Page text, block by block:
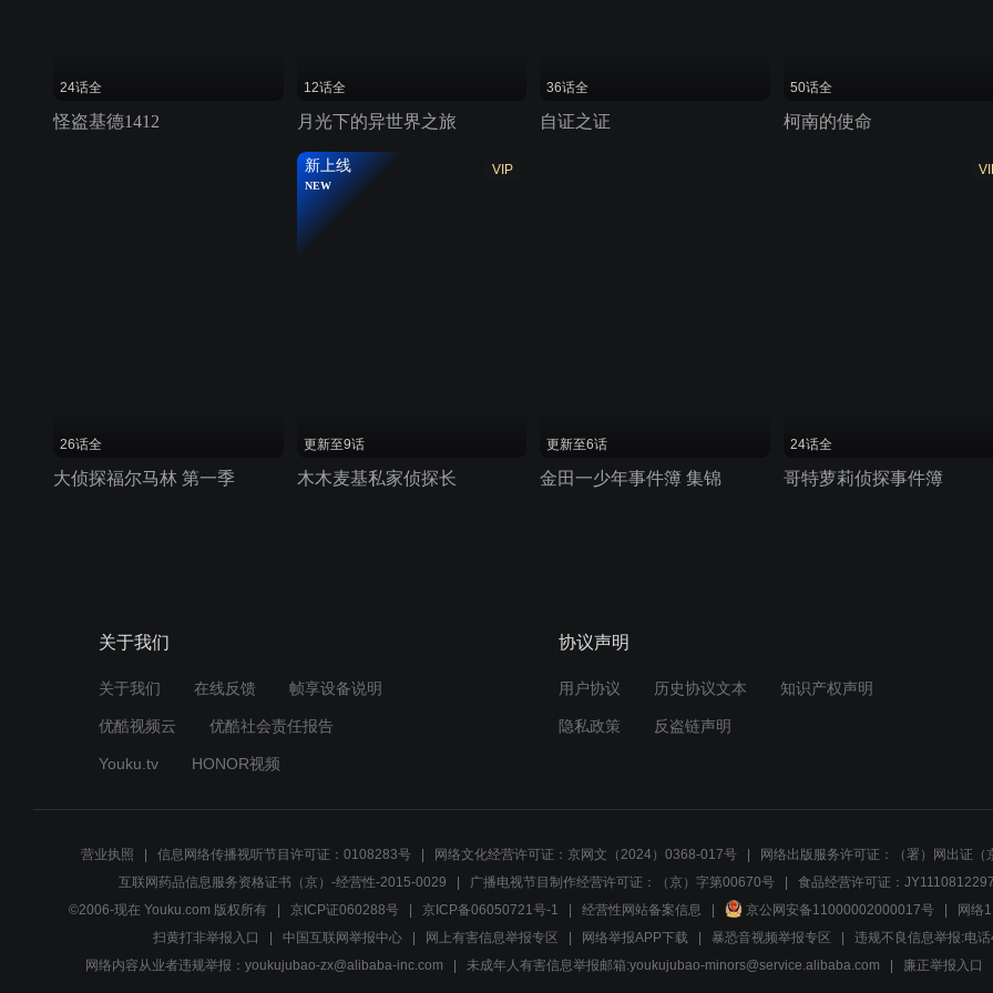
24话全
怪盗基德1412
12话全
月光下的异世界之旅
36话全
自证之证
50话全
柯南的使命
26话全
大侦探福尔马林 第一季
VIP
新上线
NEW
更新至9话
木木麦基私家侦探长
更新至6话
金田一少年事件簿 集锦
24话全
哥特萝莉侦探事件簿
关于我们
关于我们 在线反馈 帧享设备说明
优酷视频云 优酷社会责任报告
Youku.tv HONOR视频
协议声明
用户协议 历史协议文本 知识产权声明
隐私政策 反盗链声明
营业执照 信息网络传播视听节目许可证：0108283号 网络文化经营许可证：京网文（2024）0368-017号
网络出版服务许可证：（署）网出证（
互联网药品信息服务资格证书（京）-经营性-2015-0029
广播电视节目制作经营许可证：（京）字第00670号
食品经营许可证：
©2006-现在 Youku.com 版权所有
京ICP证060288号 京ICP备06050721号-1 经营性网站备案信息 京公网安备11000002000017号
网络
扫黄打非举报入口
中国互联网举报中心 网上有害信息举报专区 网络举报APP下载 暴恐音视频举报专区
违规不良信息举报:电
网络内容从业者违规举报：youkujubao-zx@alibaba-inc.com
未成年人有害信息举报邮箱:youkujubao-minors@service.alibaba.com 廉正举报入口